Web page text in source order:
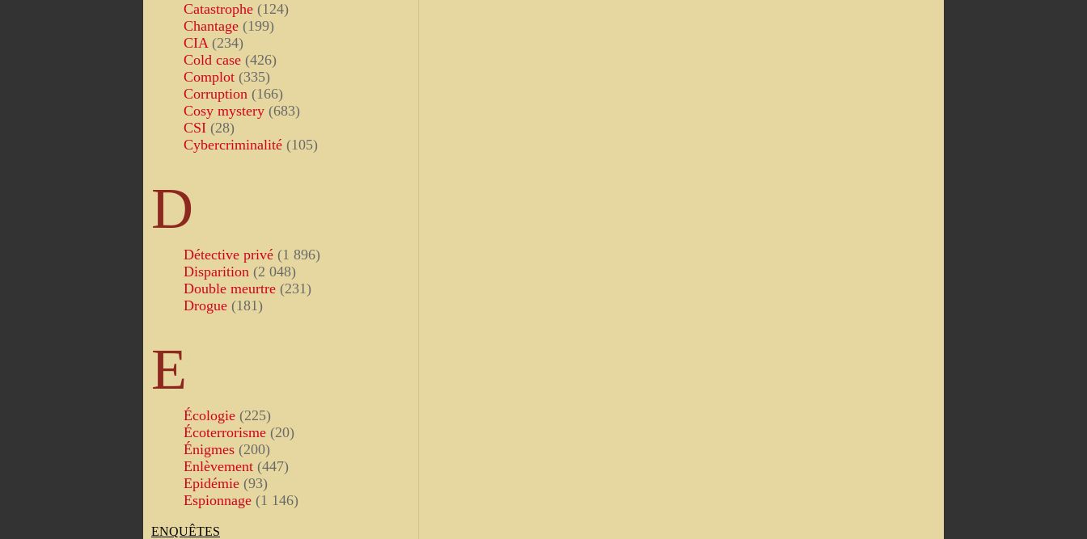
Catastrophe (124)
Chantage (199)
CIA (234)
Cold case (426)
Complot (335)
Corruption (166)
Cosy mystery (683)
CSI (28)
Cybercriminalité (105)
D
Détective privé (1 896)
Disparition (2 048)
Double meurtre (231)
Drogue (181)
E
Écologie (225)
Écoterrorisme (20)
Énigmes (200)
Enlèvement (447)
Epidémie (93)
Espionnage (1 146)
ENQUÊTES